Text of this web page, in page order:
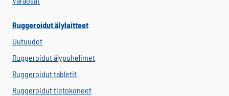
Ruggeroidut älylaitteet
Uutuudet
Ruggeroidut älypuhelimet
Ruggeroidut tabletit
Ruggeroidut tietokoneet